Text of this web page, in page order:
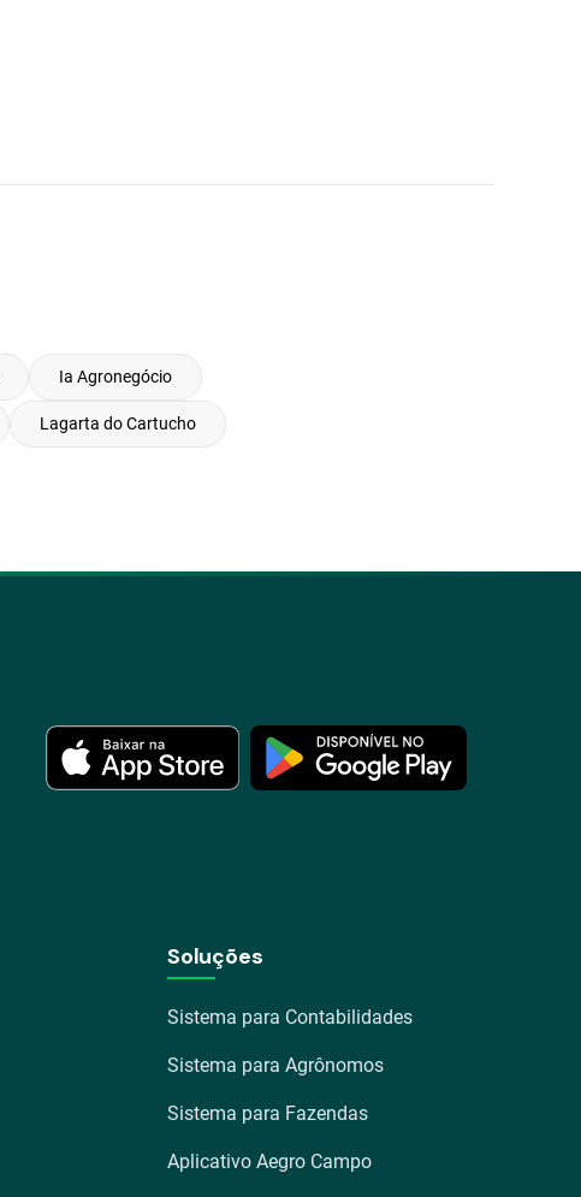
Ia Agronegócio
Lagarta do Cartucho
Soluções
Sistema para Contabilidades
Sistema para Agrônomos
Sistema para Fazendas
Aplicativo Aegro Campo